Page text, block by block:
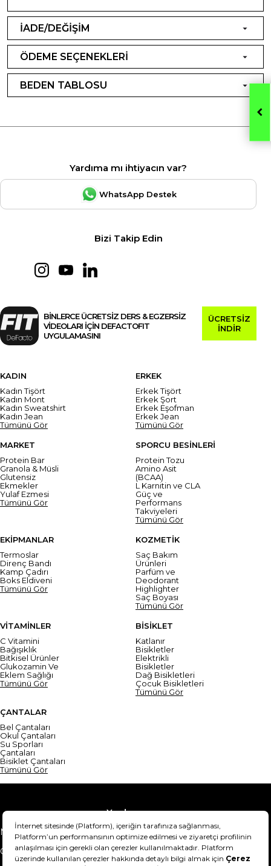
İADE/DEĞİŞİM
ÖDEME SEÇENEKLERİ
BEDEN TABLOSU
Yardıma mı ihtiyacın var?
WhatsApp Destek
Bizi Takip Edin
BİNLERCE ÜCRETSİZ DERS & EGZERSİZ
VİDEOLARI İÇİN DEFACTOFIT
UYGULAMASINI
ÜCRETSİZ
İNDİR
KADIN
Kadın Tişört
Kadın Mont
Kadın Sweatshirt
Kadın Jean
Tümünü Gör
ERKEK
Erkek Tişört
Erkek Şort
Erkek Eşofman
Erkek Jean
Tümünü Gör
MARKET
Protein Bar
Granola & Müsli
Glutensiz
Ekmekler
Yulaf Ezmesi
Tümünü Gör
SPORCU BESİNLERİ
Protein Tozu
Amino Asit
(BCAA)
L Karnitin ve CLA
Güç ve
Performans
Takviyeleri
Tümünü Gör
EKİPMANLAR
Termoslar
Direnç Bandı
Kamp Çadırı
Boks Eldiveni
Tümünü Gör
KOZMETİK
Saç Bakım
Ürünleri
Parfüm ve
Deodorant
Highlighter
Saç Boyası
Tümünü Gör
VİTAMİNLER
C Vitamini
Bağışıklık
Bitkisel Ürünler
Glukozamin Ve
Eklem Sağlığı
Tümünü Gör
BİSİKLET
Katlanır
Bisikletler
Elektrikli
Bisikletler
Dağ Bisikletleri
Çocuk Bisikletleri
Tümünü Gör
ÇANTALAR
Bel Çantaları
Okul Çantaları
Su Sporları
Çantaları
Bisiklet Çantaları
Tümünü Gör
Yardım
Mesafeli Satış Sözleşmesi
Teslimat Bilgisi
Gizlilik Sözleşmesi
Şartlar & Koşullar